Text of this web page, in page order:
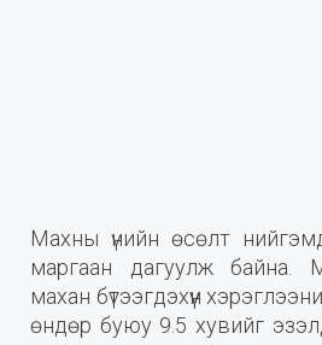
Махны үнийн өсөлт
маргаан дагуулж байна.
махан бүтээгдэхүүн
өндөр буюу 9.5 хувийг